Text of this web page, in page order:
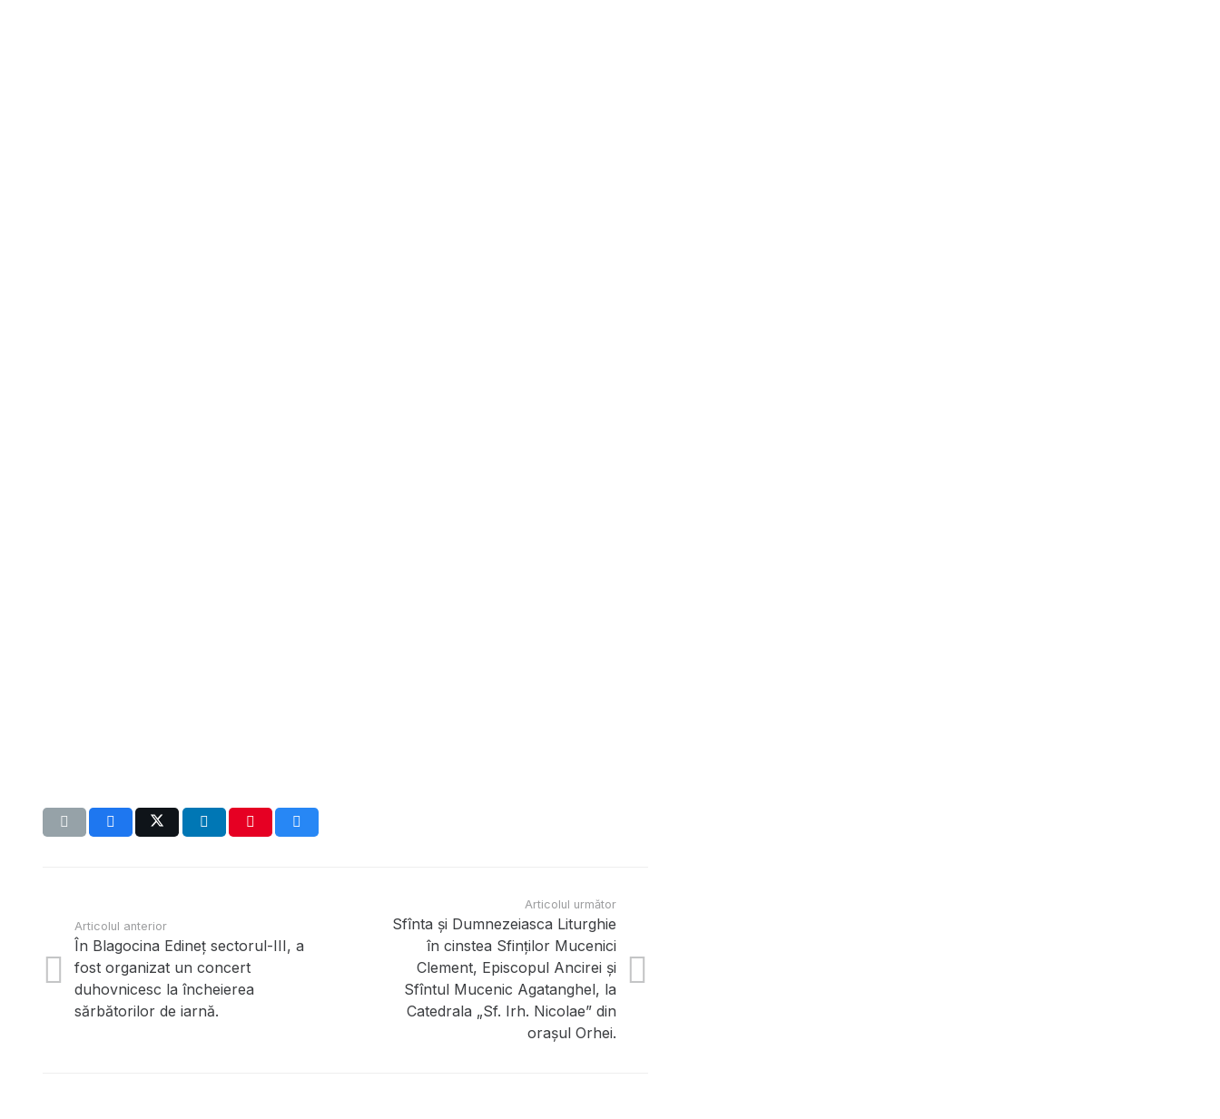
Articolul anterior
În Blagocina Edineț sectorul-III, a
fost organizat un concert
duhovnicesc la încheierea
sărbătorilor de iarnă.
Articolul următor
Sfînta și Dumnezeiasca Liturghie
în cinstea Sfinților Mucenici
Clement, Episcopul Ancirei și
Sfîntul Mucenic Agatanghel, la
Catedrala „Sf. Irh. Nicolae” din
orașul Orhei.
Site oficial, realizat cu binecuvîntarea
Secretariat: